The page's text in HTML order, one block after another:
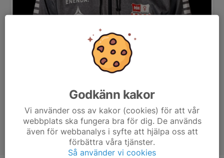
Godkänn kakor
Vi använder oss av kakor (cookies) för att vår
webbplats ska fungera bra för dig. De används
även för webbanalys i syfte att hjälpa oss att
förbättra våra tjänster.
Så använder vi cookies